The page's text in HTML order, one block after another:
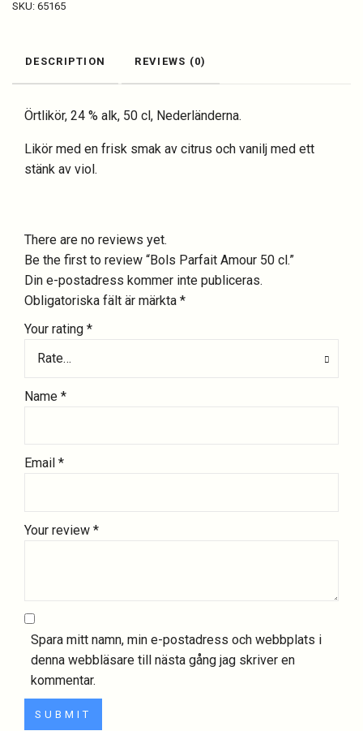
SKU: 65165
DESCRIPTION REVIEWS (0)
Örtlikör, 24 % alk, 50 cl, Nederländerna.
Likör med en frisk smak av citrus och vanilj med ett
stänk av viol.
There are no reviews yet.
Be the first to review “Bols Parfait Amour 50 cl.”
Din e-postadress kommer inte publiceras.
Obligatoriska fält är märkta *
Your rating *
Rate…
Your review *
Name *
Email *
Spara mitt namn, min e-postadress och webbplats i
denna webbläsare till nästa gång jag skriver en
kommentar.